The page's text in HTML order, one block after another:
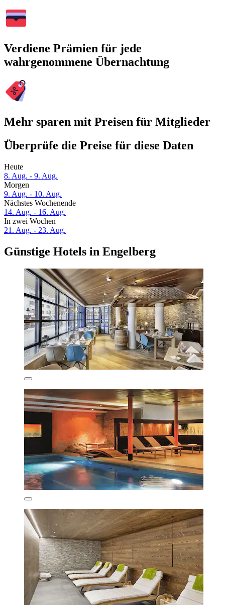
Verdiene Prämien für jede
wahrgenommene Übernachtung
Mehr sparen mit Preisen für Mitglieder
Überprüfe die Preise für diese Daten
Heute
8. Aug. - 9. Aug.
Morgen
9. Aug. - 10. Aug.
Nächstes Wochenende
14. Aug. - 16. Aug.
In zwei Wochen
21. Aug. - 23. Aug.
Günstige Hotels in Engelberg